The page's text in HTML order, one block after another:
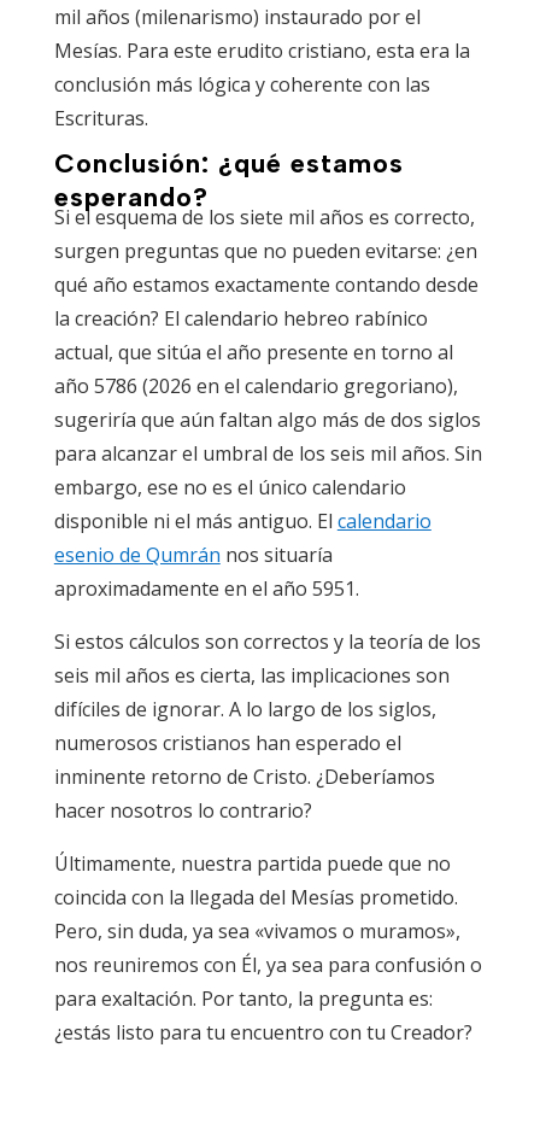
mil años (milenarismo) instaurado por el
Mesías. Para este erudito cristiano, esta era la
conclusión más lógica y coherente con las
Escrituras.
Conclusión: ¿qué estamos
esperando?
Si el esquema de los siete mil años es correcto,
surgen preguntas que no pueden evitarse: ¿en
qué año estamos exactamente contando desde
la creación? El calendario hebreo rabínico
actual, que sitúa el año presente en torno al
año 5786 (2026 en el calendario gregoriano),
sugeriría que aún faltan algo más de dos siglos
para alcanzar el umbral de los seis mil años. Sin
embargo, ese no es el único calendario
disponible ni el más antiguo. El calendario
esenio de Qumrán nos situaría
aproximadamente en el año 5951.
Si estos cálculos son correctos y la teoría de los
seis mil años es cierta, las implicaciones son
difíciles de ignorar. A lo largo de los siglos,
numerosos cristianos han esperado el
inminente retorno de Cristo. ¿Deberíamos
hacer nosotros lo contrario?
Últimamente, nuestra partida puede que no
coincida con la llegada del Mesías prometido.
Pero, sin duda, ya sea «vivamos o muramos»,
nos reuniremos con Él, ya sea para confusión o
para exaltación. Por tanto, la pregunta es:
¿estás listo para tu encuentro con tu Creador?